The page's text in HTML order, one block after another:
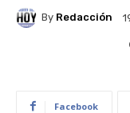
By Redacción
Facebook